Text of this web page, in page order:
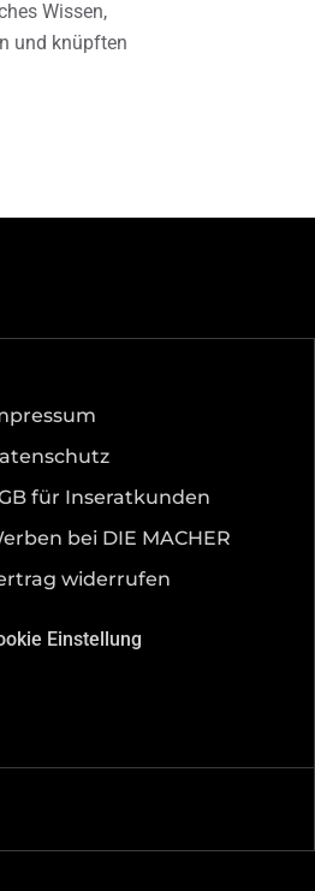
Wissen,
und knüpften
für Inseratkunden
bei DIE MACHER
widerrufen
Einstellung